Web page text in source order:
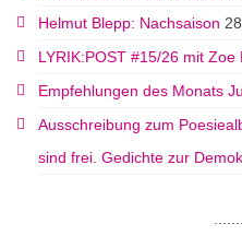
Helmut Blepp: Nachsaison
LYRIK:POST #15/26 mit Zoe
Empfehlungen des Monats
Ausschreibung zum
sind frei. Gedichte zur